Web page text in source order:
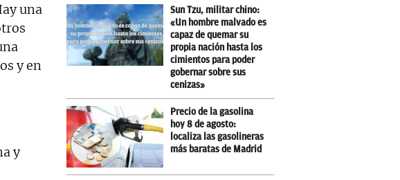
una
y en
y
Sun Tzu, militar chino:
«Un hombre malvado es
capaz de quemar su
propia nación hasta los
cimientos para poder
gobernar sobre sus
cenizas»
Precio de la gasolina
hoy 8 de agosto:
localiza las gasolineras
más baratas de Madrid